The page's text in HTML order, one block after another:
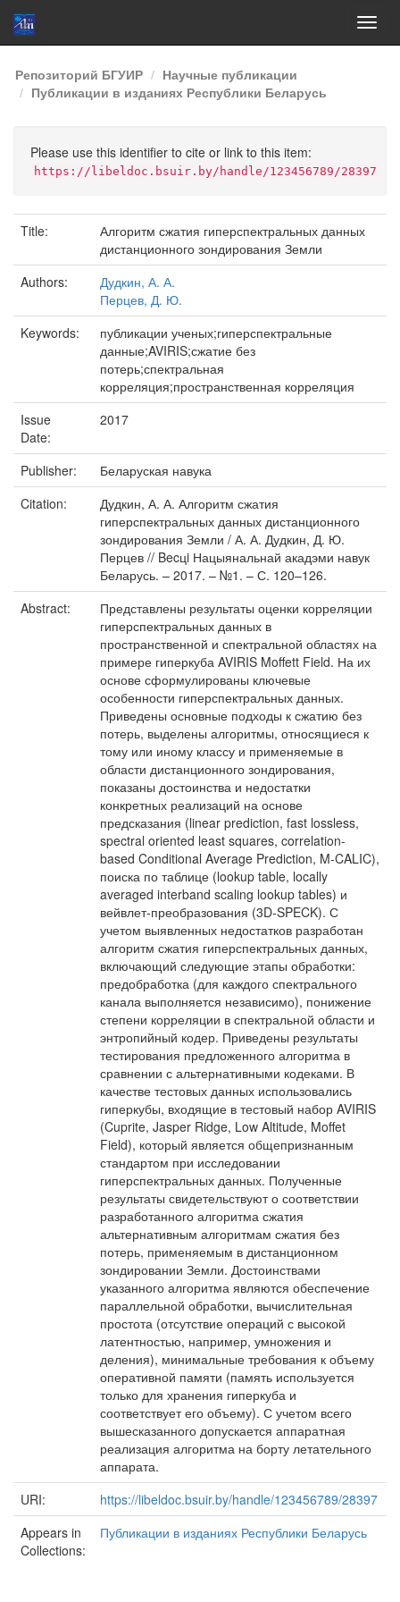
Skip
navigation
Репозиторий БГУИР
Научные публикации
Публикации в изданиях Республики Беларусь
Please use this identifier to cite or link to this item:
https://libeldoc.bsuir.by/handle/123456789/28397
Title:
Алгоритм сжатия гиперспектральных данных
дистанционного зондирования Земли
Authors:
Дудкин, А. А.
Перцев, Д. Ю.
Keywords:
публикации ученых;гиперспектральные
данные;AVIRIS;сжатие без
потерь;спектральная
корреляция;пространственная корреляция
Issue
Date:
2017
Publisher:
Беларуская навука
Citation:
Дудкин, А. А. Алгоритм сжатия
гиперспектральных данных дистанционного
зондирования Земли / А. А. Дудкин, Д. Ю.
Перцев // Becцi Нацыянальнай акадэми навук
Беларусь. – 2017. – №1. – С. 120–126.
Abstract:
Представлены результаты оценки корреляции
гиперспектральных данных в
пространственной и спектральной областях на
примере гиперкуба AVIRIS Moffett Field. На их
основе сформулированы ключевые
особенности гиперспектральных данных.
Приведены основные подходы к сжатию без
потерь, выделены алгоритмы, относящиеся к
тому или иному классу и применяемые в
области дистанционного зондирования,
показаны достоинства и недостатки
конкретных реализаций на основе
предсказания (linear prediction, fast lossless,
spectral oriented least squares, correlation-
based Conditional Average Prediction, M-CALIC),
поиска по таблице (lookup table, locally
averaged interband scaling lookup tables) и
вейвлет-преобразования (3D-SPECK). С
учетом выявленных недостатков разработан
алгоритм сжатия гиперспектральных данных,
включающий следующие этапы обработки:
предобработка (для каждого спектрального
канала выполняется независимо), понижение
степени корреляции в спектральной области и
энтропийный кодер. Приведены результаты
тестирования предложенного алгоритма в
сравнении с альтернативными кодеками. В
качестве тестовых данных использовались
гиперкубы, входящие в тестовый набор AVIRIS
(Cuprite, Jasper Ridge, Low Altitude, Moffet
Field), который является общепризнанным
стандартом при исследовании
гиперспектральных данных. Полученные
результаты свидетельствуют о соответствии
разработанного алгоритма сжатия
альтернативным алгоритмам сжатия без
потерь, применяемым в дистанционном
зондировании Земли. Достоинствами
указанного алгоритма являются обеспечение
параллельной обработки, вычислительная
простота (отсутствие операций с высокой
латентностью, например, умножения и
деления), минимальные требования к объему
оперативной памяти (память используется
только для хранения гиперкуба и
соответствует его объему). С учетом всего
вышесказанного допускается аппаратная
реализация алгоритма на борту летательного
аппарата.
URI:
https://libeldoc.bsuir.by/handle/123456789/28397
Appears in
Collections:
Публикации в изданиях Республики Беларусь